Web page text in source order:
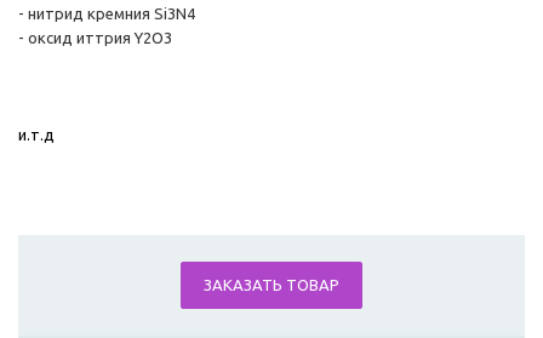
- нитрид кремния Si3N4
- оксид иттрия Y2O3
и.т.д
ЗАКАЗАТЬ ТОВАР